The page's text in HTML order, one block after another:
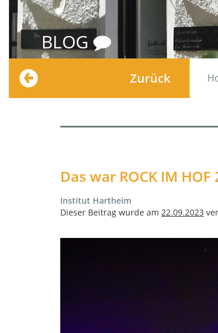
BLOG
Zurück
Das war ROCK IM HOF
Institut Hartheim
Dieser Beitrag wurde am 22.09.2023